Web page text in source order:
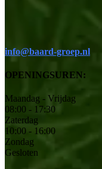
info@baard-groep.nl
OPENINGSUREN:
Maandag - Vrijdag
08:00 - 17:30
Zaterdag
10:00 - 16:00
Zondag
Gesloten